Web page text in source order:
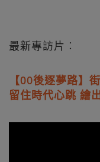
最新專訪片︰
【00後逐夢路】
留住時代心跳 繪